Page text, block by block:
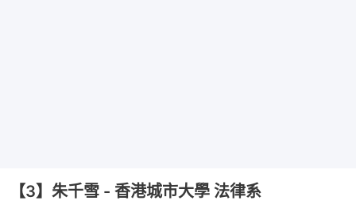
【3】朱千雪 - 香港城市大學 法律系